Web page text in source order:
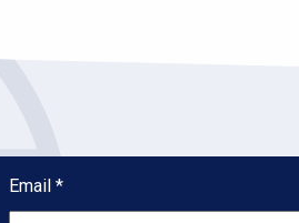
Email